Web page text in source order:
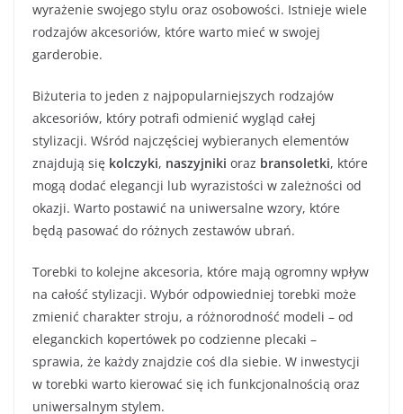
wyrażenie swojego stylu oraz osobowości. Istnieje wiele
rodzajów akcesoriów, które warto mieć w swojej
garderobie.
Biżuteria to jeden z najpopularniejszych rodzajów
akcesoriów, który potrafi odmienić wygląd całej
stylizacji. Wśród najczęściej wybieranych elementów
znajdują się kolczyki, naszyjniki oraz bransoletki, które
mogą dodać elegancji lub wyrazistości w zależności od
okazji. Warto postawić na uniwersalne wzory, które
będą pasować do różnych zestawów ubrań.
Torebki to kolejne akcesoria, które mają ogromny wpływ
na całość stylizacji. Wybór odpowiedniej torebki może
zmienić charakter stroju, a różnorodność modeli – od
eleganckich kopertówek po codzienne plecaki –
sprawia, że każdy znajdzie coś dla siebie. W inwestycji
w torebki warto kierować się ich funkcjonalnością oraz
uniwersalnym stylem.